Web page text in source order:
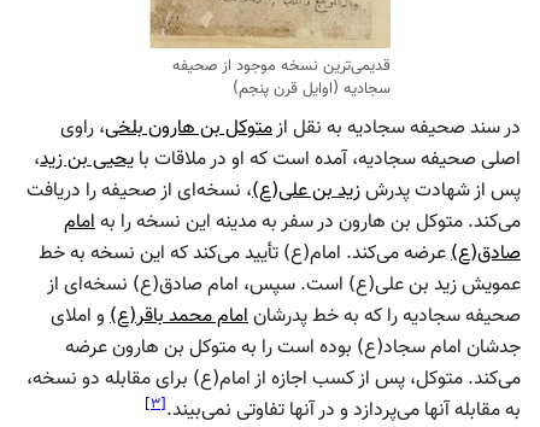
قدیمی‌ترین نسخه موجود از صحیفه
سجادیه (اوایل قرن پنجم)
در سند صحیفه سجادیه به نقل ازمتوکل بن هارون بلخی، راوی
اصلی صحیفه سجادیه، آمده است که او در ملاقات با یحیی بن زید،
پس از شهادت پدرشزید بن علی(ع)، نسخه‌ای از صحیفه را دریافت
می‌کند. متوکل بن هارون در سفر به مدینه این نسخه را بهامام
صادق(ع)عرضه می‌کند. امام(ع) تأیید می‌کند که این نسخه به خط
عمویش زید بن علی(ع) است. سپس، امام صادق(ع) نسخه‌ای از
صحیفه سجادیه را که به خط پدرشانامام محمد باقر(ع) و املای
جدشان امام سجاد(ع) بوده است را به متوکل بن هارون عرضه
می‌کند. متوکل، پس از کسب اجازه از امام(ع) برای مقابله دو نسخه،
به مقابله آنها می‌پردازد و در آنها تفاوتی نمی‌بیند.[۳]